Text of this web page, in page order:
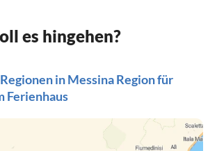
es hingehen?
in Messina Region für
Ferienhaus